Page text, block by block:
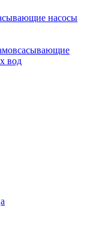
насосы
вод